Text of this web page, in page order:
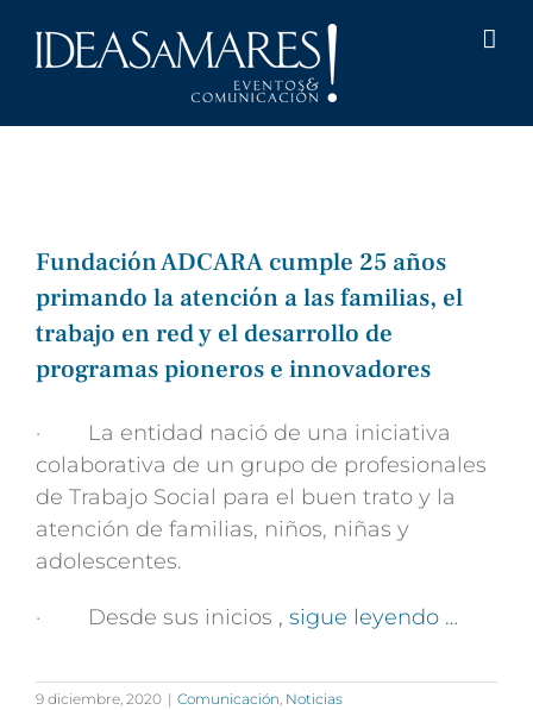
Fundación ADCARA cumple 25 años
primando la atención a las familias, el
trabajo en red y el desarrollo de
programas pioneros e innovadores
· La entidad nació de una iniciativa
colaborativa de un grupo de profesionales
de Trabajo Social para el buen trato y la
atención de familias, niños, niñas y
adolescentes.
· Desde sus inicios , sigue leyendo …
9 diciembre, 2020 | Comunicación, Noticias